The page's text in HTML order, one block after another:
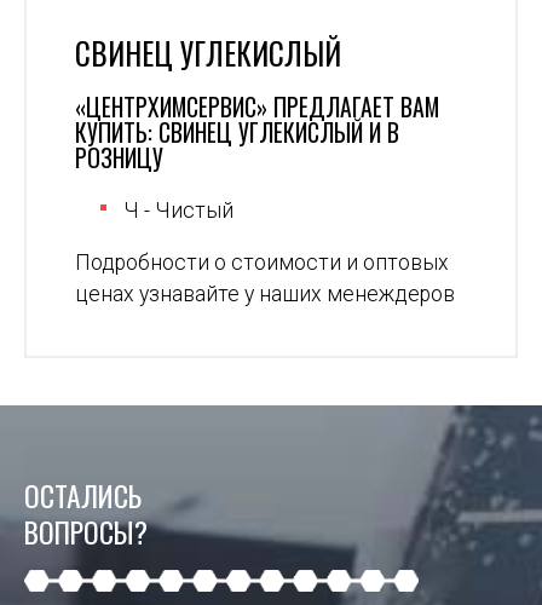
СВИНЕЦ УГЛЕКИСЛЫЙ
«ЦЕНТРХИМСЕРВИС» ПРЕДЛАГАЕТ ВАМ
КУПИТЬ: СВИНЕЦ УГЛЕКИСЛЫЙ И В
РОЗНИЦУ
Ч - Чистый
Подробности о стоимости и оптовых
ценах узнавайте у наших менеждеров
ОСТАЛИСЬ
ВОПРОСЫ?